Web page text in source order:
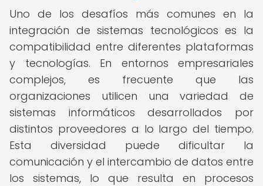
Uno de los desafíos más comunes en la
integración de sistemas tecnológicos es la
compatibilidad entre diferentes plataformas
y tecnologías. En entornos empresariales
complejos, es frecuente que las
organizaciones utilicen una variedad de
sistemas informáticos desarrollados por
distintos proveedores a lo largo del tiempo.
Esta diversidad puede dificultar la
comunicación y el intercambio de datos entre
los sistemas, lo que resulta en procesos